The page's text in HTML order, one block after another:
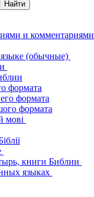
и комментариями
(обычные)
формата
формата
формата
мові
книги Библии
языках